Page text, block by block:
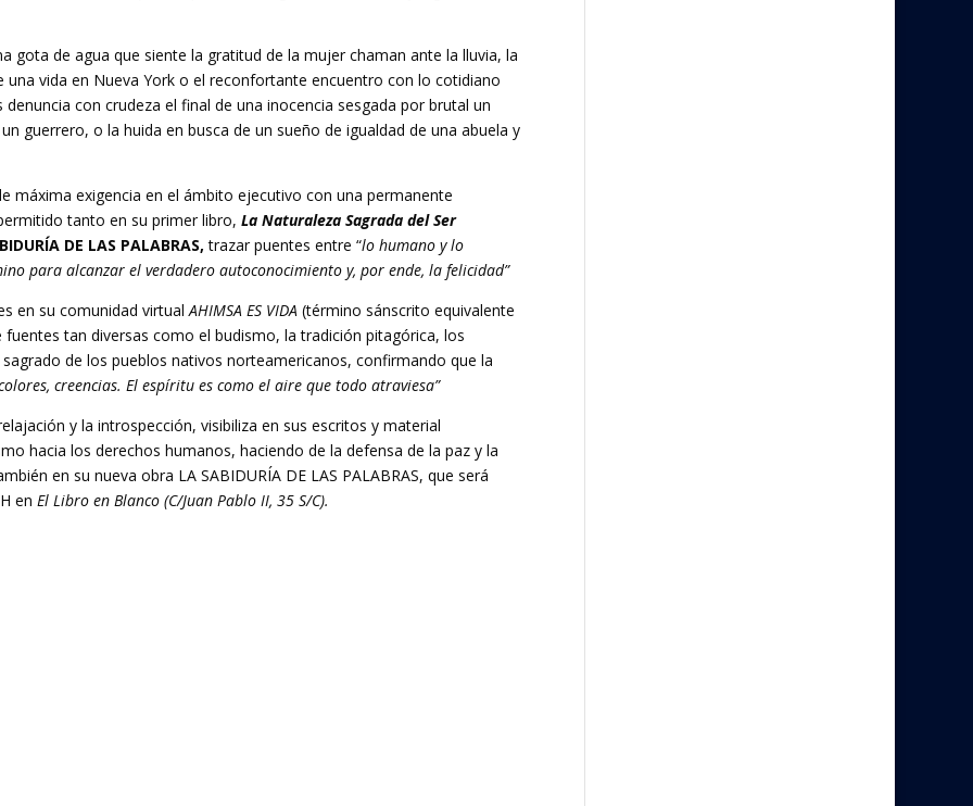
gota de agua que siente la gratitud de la mujer chaman ante la lluvia, la
una vida en Nueva York o el reconfortante encuentro con lo cotidiano
con crudeza el final de una inocencia sesgada por brutal un
guerrero, o la huida en busca de un sueño de igualdad de una abuela y
máxima exigencia en el ámbito ejecutivo con una permanente
tanto en su primer libro, La Naturaleza Sagrada del Ser
DE LAS PALABRAS, trazar puentes entre “lo humano y lo
para alcanzar el verdadero autoconocimiento y, por ende, la felicidad”
en su comunidad virtualAHIMSA ES VIDA (término sánscrito equivalente
tan diversas como el budismo, la tradición pitagórica, los
de los pueblos nativos norteamericanos, confirmando que la
creencias. El espíritu es como el aire que todo atraviesa”
y la introspección, visibiliza en sus escritos y material
hacia los derechos humanos, haciendo de la defensa de la paz y la
en su nueva obra LA SABIDURÍA DE LAS PALABRAS, que será
en El Libro en Blanco (C/Juan Pablo II, 35 S/C).